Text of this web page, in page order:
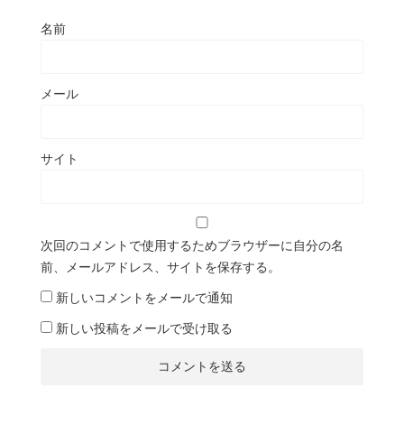
名前
メール
サイト
次回のコメントで使用するためブラウザーに自分の名
前、メールアドレス、サイトを保存する。
新しいコメントをメールで通知
新しい投稿をメールで受け取る